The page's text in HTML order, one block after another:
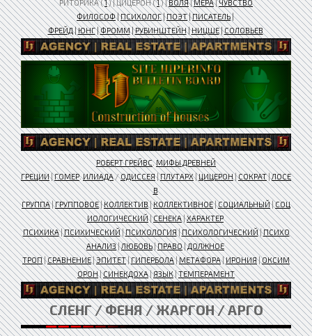
РИТОРИКА (1) | ЦИЦЕРОН (1) |ВОЛЯ|МЕРА|ЧУВСТВО
ФИЛОСОФ|ПСИХОЛОГ|ПОЭТ|ПИСАТЕЛЬ|
ФРЕЙД|ЮНГ|ФРОММ|РУБИНШТЕЙН|НИЦШЕ|СОЛОВЬЕВ
РОБЕРТ ГРЕЙВС.МИФЫ ДРЕВНЕЙ
ГРЕЦИИ|ГОМЕР.ИЛИАДА/ОДИССЕЯ|ПЛУТАРХ|ЦИЦЕРОН|СОКРАТ|ЛОСЕ
В
ГРУППА|ГРУППОВОЕ|КОЛЛЕКТИВ|КОЛЛЕКТИВНОЕ|СОЦИАЛЬНЫЙ|СОЦ
ИОЛОГИЧЕСКИЙ|СЕНЕКА|ХАРАКТЕР
ПСИХИКА|ПСИХИЧЕСКИЙ|ПСИХОЛОГИЯ|ПСИХОЛОГИЧЕСКИЙ|ПСИХО
АНАЛИЗ|ЛЮБОВЬ|ПРАВО|ДОЛЖНОЕ
ТРОП|СРАВНЕНИЕ|ЭПИТЕТ|ГИПЕРБОЛА|МЕТАФОРА|ИРОНИЯ|ОКСИМ
ОРОН|СИНЕКДОХА|ЯЗЫК|ТЕМПЕРАМЕНТ
СЛЕНГ / ФЕНЯ / ЖАРГОН / АРГО